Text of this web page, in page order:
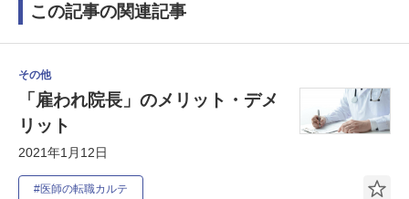
この記事の関連記事
その他
「雇われ院長」のメリット・デメ
リット
2021年1月12日
#医師の転職カルテ